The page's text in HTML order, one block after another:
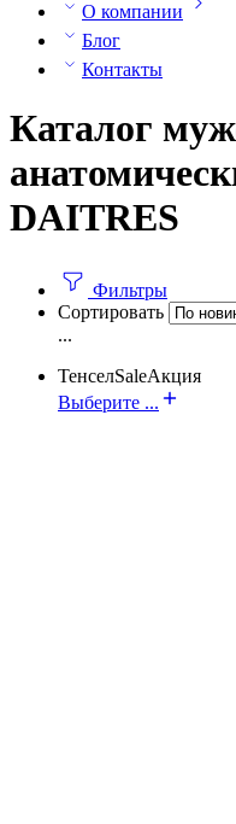
О компании
Блог
Контакты
Каталог
DAITRES
Фильтры
Сортировать
...
ТенселSaleАкция
Выберите ...